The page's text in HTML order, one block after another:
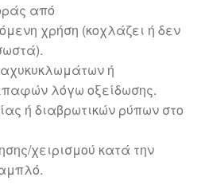
από
χρήση (κοχλάζει ή δεν
ή
λόγω οξείδωσης.
ή διαβρωτικών ρύπων στο
χειρισμού κατά την